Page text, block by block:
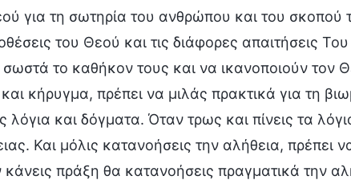
για τη σωτηρία του ανθρώπου και του σκοπού
του Θεού και τις διάφορες απαιτήσεις
σωστά το καθήκον τους και να ικανοποιούν τον
κήρυγμα, πρέπει να μιλάς πρακτικά για τη
λόγια και δόγματα. Όταν τρως και πίνεις τα
Και μόλις κατανοήσεις την αλήθεια, πρέπει
πράξη θα κατανοήσεις πραγματικά την